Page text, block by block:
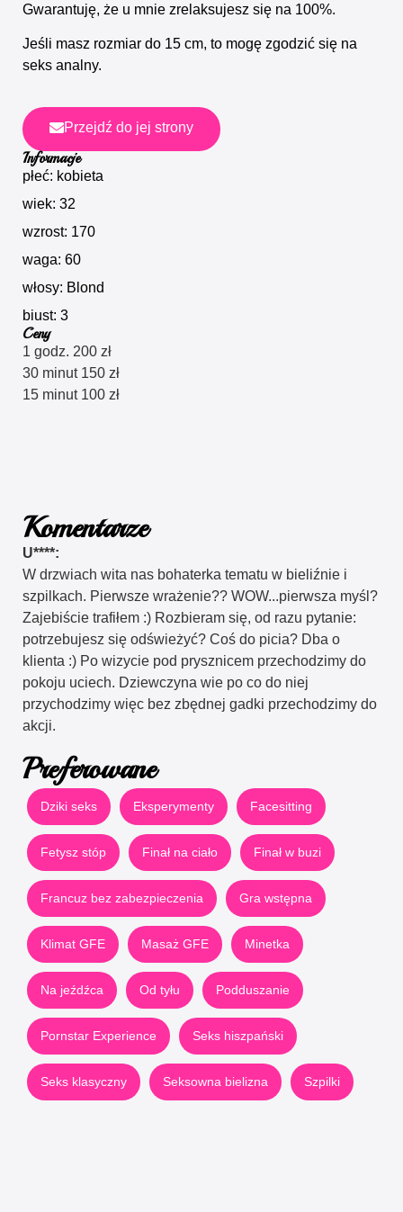
Gwarantuję, że u mnie zrelaksujesz się na 100%.
Jeśli masz rozmiar do 15 cm, to mogę zgodzić się na
seks analny.
Przejdź do jej strony
Informacje
płeć: kobieta
wiek: 32
wzrost: 170
waga: 60
włosy: Blond
biust: 3
Ceny
1 godz. 200 zł
30 minut 150 zł
15 minut 100 zł
Komentarze
U****:
W drzwiach wita nas bohaterka tematu w bieliźnie i
szpilkach. Pierwsze wrażenie?? WOW...pierwsza myśl?
Zajebiście trafiłem :) Rozbieram się, od razu pytanie:
potrzebujesz się odświeżyć? Coś do picia? Dba o
klienta :) Po wizycie pod prysznicem przechodzimy do
pokoju uciech. Dziewczyna wie po co do niej
przychodzimy więc bez zbędnej gadki przechodzimy do
akcji.
Preferowane
Dziki seks Eksperymenty Facesitting
Fetysz stóp Finał na ciało Finał w buzi
Francuz bez zabezpieczenia Gra wstępna
Klimat GFE Masaż GFE Minetka
Na jeźdźca Od tyłu Podduszanie
Pornstar Experience Seks hiszpański
Seks klasyczny Seksowna bielizna Szpilki